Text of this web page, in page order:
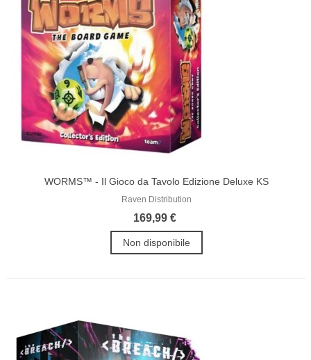
WORMS™ - Il Gioco da Tavolo Edizione Deluxe KS
Raven Distribution
169,99 €
Non disponibile